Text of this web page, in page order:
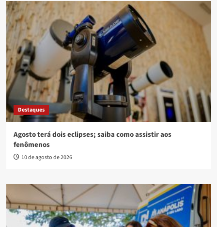
Destaques
Agosto terá dois eclipses; saiba como assistir aos
fenômenos
10 de agosto de 2026